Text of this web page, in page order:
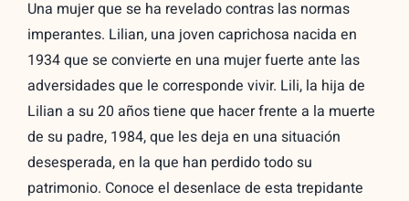
Una mujer que se ha revelado contras las normas
imperantes. Lilian, una joven caprichosa nacida en
1934 que se convierte en una mujer fuerte ante las
adversidades que le corresponde vivir. Lili, la hija de
Lilian a su 20 años tiene que hacer frente a la muerte
de su padre, 1984, que les deja en una situación
desesperada, en la que han perdido todo su
patrimonio. Conoce el desenlace de esta trepidante